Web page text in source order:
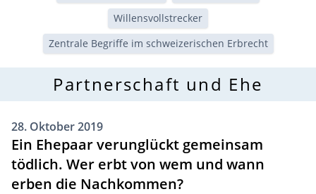
Willensvollstrecker
Zentrale Begriffe im schweizerischen Erbrecht
Partnerschaft und Ehe
28. Oktober 2019
Ein Ehepaar verunglückt gemeinsam
tödlich. Wer erbt von wem und wann
erben die Nachkommen?